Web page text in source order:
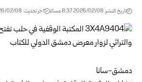
تاريخ النشر: 2026/02/08 8:37 مساءً اخر تحديث: 2026/02/08 8:37 مساءً
دمشق-سانا